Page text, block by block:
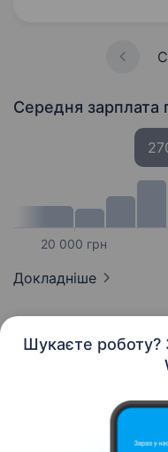
Шукаєте роботу?
Середня зарплата
20 000 грн
Докладніше